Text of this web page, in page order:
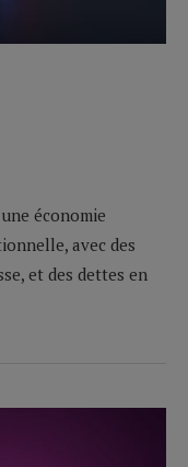
économie
avec des
et des dettes en